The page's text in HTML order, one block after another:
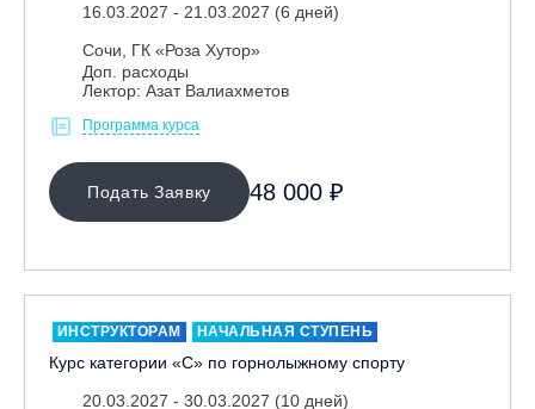
16.03.2027 - 21.03.2027 (6 дней)
Сочи, ГК «Роза Хутор»
Доп. расходы
Лектор: Азат Валиахметов
Программа курса
Подать Заявку 48 000 ₽
ИНСТРУКТОРАМ НАЧАЛЬНАЯ СТУПЕНЬ
Курс категории «С» по горнолыжному спорту
20.03.2027 - 30.03.2027 (10 дней)